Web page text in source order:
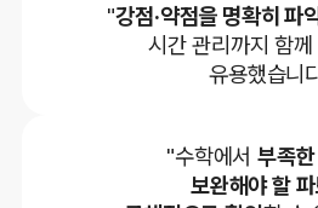
"강점·약점을 명확히 파
시간 관리까지 함께
유용했습니
"수학에서부족
보완해야 할